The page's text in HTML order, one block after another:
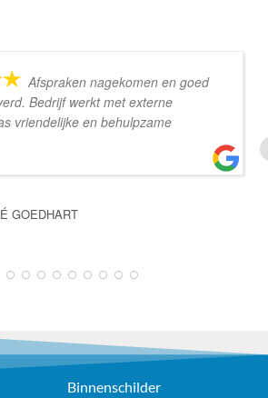
Afspraken nagekomen en goed
Bedrijf werkt met externe
vriendelijke en behulpzame
GOEDHART
2 3 4 5 6 7 8 9 10
Binnenschilder